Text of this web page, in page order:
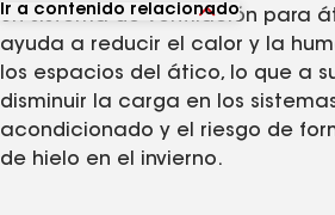
Ir a contenido relacionado
Ver productos relacionados
Ver artículos relacionados
Un sistema de ventilación para
ayuda a reducir el calor y la
los espacios del ático, lo que a
disminuir la carga en los
acondicionado y el riesgo de
de hielo en el invierno.